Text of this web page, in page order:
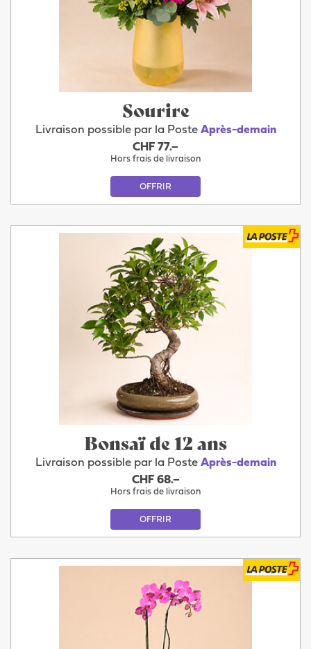
Sourire
Livraison possible par la Poste Après-demain
CHF 77.–
Hors frais de livraison
OFFRIR
Bonsaï de 12 ans
Livraison possible par la Poste Après-demain
CHF 68.–
Hors frais de livraison
OFFRIR